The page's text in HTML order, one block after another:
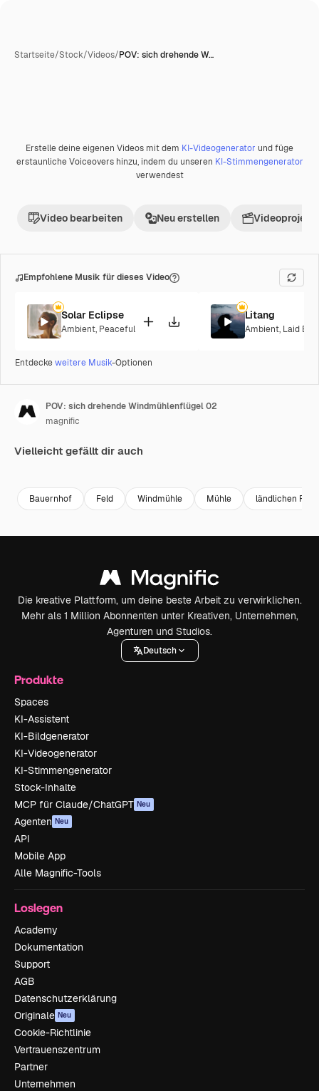
Startseite/Stock/Videos/POV: sich drehende W…
Erstelle deine eigenen Videos mit dem KI-Videogenerator und füge
erstaunliche Voiceovers hinzu, indem du unseren KI-Stimmengenerator
verwendest
Video bearbeiten Neu erstellen Videoprojekt
Empfohlene Musik für dieses Video
Solar Eclipse
Ambient, Peaceful
Litang
Ambient, Laid
Entdeckeweitere Musik-Optionen
POV: sich drehende Windmühlenflügel 02
magnific
Vielleicht gefällt dir auch
Bauernhof Feld Windmühle Mühle ländlichen
Die kreative Plattform, um deine beste Arbeit zu verwirklichen.
Mehr als 1 Million Abonnenten unter Kreativen, Unternehmen,
Agenturen und Studios.
Deutsch
Produkte
Spaces
KI-Assistent
KI-Bildgenerator
KI-Videogenerator
KI-Stimmengenerator
Stock-Inhalte
MCP für Claude/ChatGPT Neu
Agenten Neu
API
Mobile App
Alle Magnific-Tools
Loslegen
Academy
Dokumentation
Support
AGB
Datenschutzerklärung
Originale Neu
Cookie-Richtlinie
Vertrauenszentrum
Partner
Unternehmen